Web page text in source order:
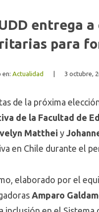
entrega
para
en: Actualidad 3 octubre,
de la próxima
de la Facultad de
Matthei y
en Chile durante el
elaborado por el
Amparo